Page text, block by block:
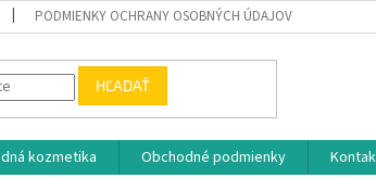
PODMIENKY OCHRANY OSOBNÝCH ÚDAJOV
HĽADAŤ
kozmetika Obchodné podmienky